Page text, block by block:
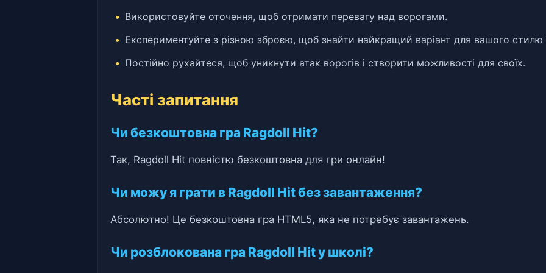
Використовуйте оточення, щоб отримати перевагу над ворогами.
Експериментуйте з різною зброєю, щоб знайти найкращий варіант для вашого стилю
Постійно рухайтеся, щоб уникнути атак ворогів і створити можливості для своїх.
Часті запитання
Чи безкоштовна гра Ragdoll Hit?
Так, Ragdoll Hit повністю безкоштовна для гри онлайн!
Чи можу я грати в Ragdoll Hit без завантаження?
Абсолютно! Це безкоштовна гра HTML5, яка не потребує завантажень.
Чи розблокована гра Ragdoll Hit у школі?